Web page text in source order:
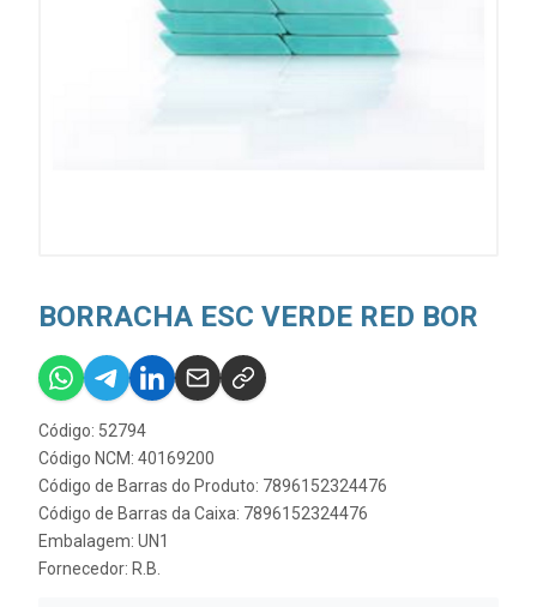
BORRACHA ESC VERDE RED BOR
Código: 52794
Código NCM: 40169200
Código de Barras do Produto: 7896152324476
Código de Barras da Caixa: 7896152324476
Embalagem: UN1
Fornecedor: R.B.